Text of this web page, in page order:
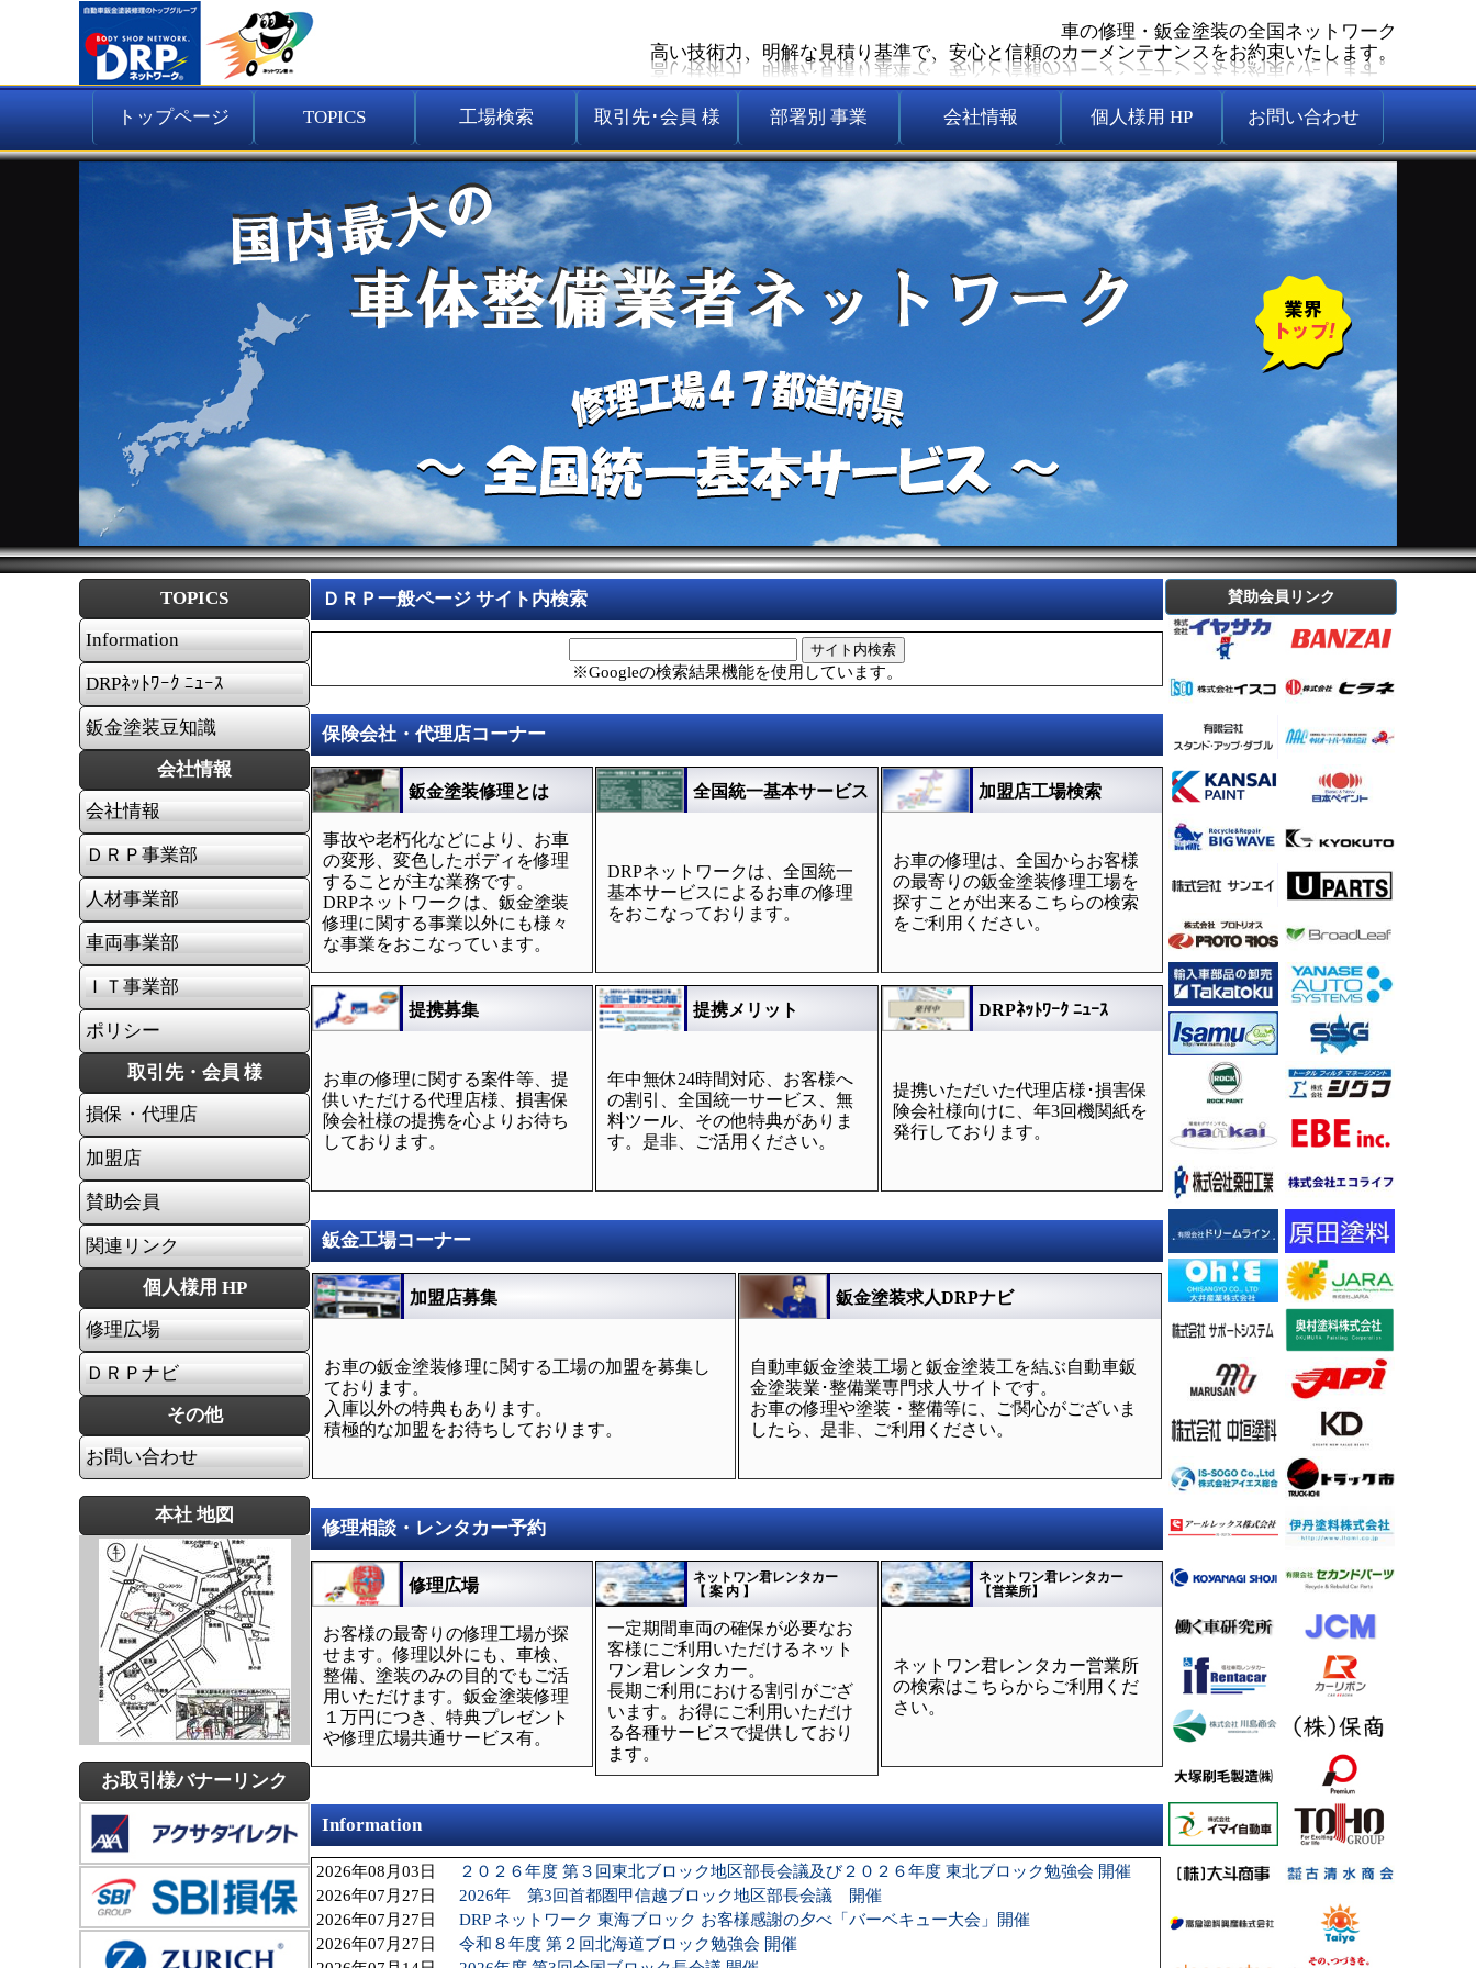
車の修理・鈑金塗装の全国ネットワーク
高い技術力、明解な見積り基準で、安心と信頼のカーメンテナンスをお約束いたします。
トップページ TOPICS 工場検索 取引先･会員 様 部署別 事業 会社情報 個人様用 HP お問い合わせ
TOPICS
Information
DRPﾈｯﾄﾜｰｸ ﾆｭｰｽ
鈑金塗装豆知識
会社情報
会社情報
ＤＲＰ事業部
人材事業部
車両事業部
ＩＴ事業部
ポリシー
取引先・会員 様
損保・代理店
加盟店
賛助会員
関連リンク
個人様用 HP
修理広場
ＤＲＰナビ
その他
お問い合わせ
本社 地図
お取引様バナーリンク
ＤＲＰ一般ページ サイト内検索
サイト内検索
※Googleの検索結果機能を使用しています。
保険会社・代理店コーナー
鈑金塗装修理とは
事故や老朽化などにより、お車
の変形、変色したボディを修理
することが主な業務です。
DRPネットワークは、鈑金塗装
修理に関する事業以外にも様々
な事業をおこなっています。
全国統一基本サービス
DRPネットワークは、全国統一
基本サービスによるお車の修理
をおこなっております。
加盟店工場検索
お車の修理は、全国からお客様
の最寄りの鈑金塗装修理工場を
探すことが出来るこちらの検索
をご利用ください。
提携募集
お車の修理に関する案件等、提
供いただける代理店様、損害保
険会社様の提携を心よりお待ち
しております。
提携メリット
年中無休24時間対応、お客様へ
の割引、全国統一サービス、無
料ツール、その他特典がありま
す。是非、ご活用ください。
DRPﾈｯﾄﾜｰｸ ﾆｭｰｽ
提携いただいた代理店様･損害保
険会社様向けに、年3回機関紙を
発行しております。
鈑金工場コーナー
加盟店募集
お車の鈑金塗装修理に関する工場の加盟を募集し
ております。
入庫以外の特典もあります。
積極的な加盟をお待ちしております。
鈑金塗装求人DRPナビ
自動車鈑金塗装工場と鈑金塗装工を結ぶ自動車鈑
金塗装業･整備業専門求人サイトです。
お車の修理や塗装・整備等に、ご関心がございま
したら、是非、ご利用ください。
修理相談・レンタカー予約
修理広場
お客様の最寄りの修理工場が探
せます。修理以外にも、車検、
整備、塗装のみの目的でもご活
用いただけます。鈑金塗装修理
１万円につき、特典プレゼント
や修理広場共通サービス有。
ネットワン君レンタカー
【 案 内 】
一定期間車両の確保が必要なお
客様にご利用いただけるネット
ワン君レンタカー。
長期ご利用における割引がござ
います。お得にご利用いただけ
る各種サービスで提供しており
ます。
ネットワン君レンタカー
【営業所】
ネットワン君レンタカー営業所
の検索はこちらからご利用くだ
さい。
Information
2026年08月03日
２０２６年度 第３回東北ブロック地区部長会議及び２０２６年度 東北ブロック勉強会 開催
2026年07月27日
2026年 第3回首都圏甲信越ブロック地区部長会議 開催
2026年07月27日
DRP ネットワーク 東海ブロック お客様感謝の夕べ「バーベキュー大会」開催
2026年07月27日
令和８年度 第２回北海道ブロック勉強会 開催
賛助会員リンク